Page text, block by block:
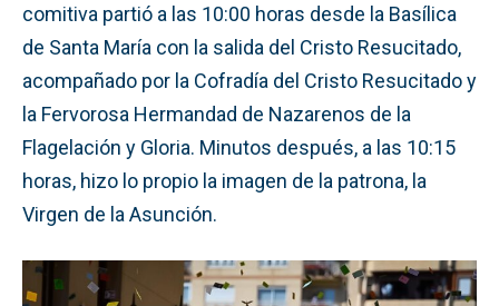
comitiva partió a las 10:00 horas desde la Basílica
de Santa María con la salida del Cristo Resucitado,
acompañado por la Cofradía del Cristo Resucitado y
la Fervorosa Hermandad de Nazarenos de la
Flagelación y Gloria. Minutos después, a las 10:15
horas, hizo lo propio la imagen de la patrona, la
Virgen de la Asunción.